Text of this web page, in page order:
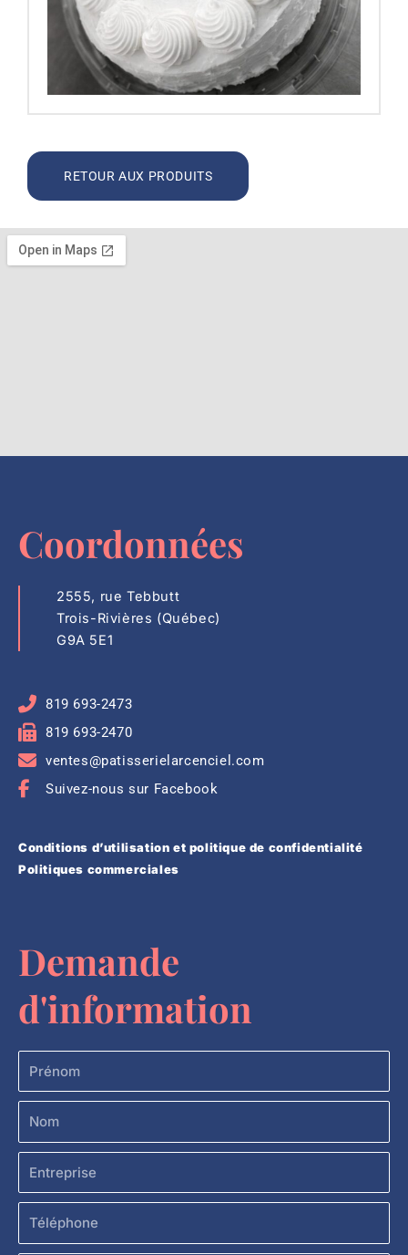
RETOUR AUX PRODUITS
Coordonnées
2555, rue Tebbutt
Trois-Rivières (Québec)
G9A 5E1
819 693-2473
819 693-2470
ventes@patisserielarcenciel.com
Suivez-nous sur Facebook
Conditions d’utilisation et politique de confidentialité
Politiques commerciales
Demande
d'information